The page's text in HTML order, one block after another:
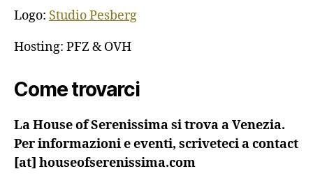
Logo: Studio Pesberg
Hosting: PFZ & OVH
Come trovarci
La House of Serenissima si trova a Venezia.
Per informazioni e eventi, scriveteci a contact
[at] houseofserenissima.com